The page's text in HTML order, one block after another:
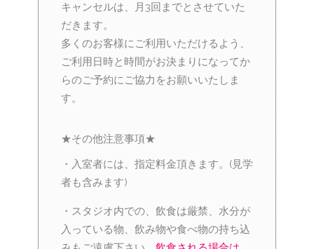
キャンセルは、月3回までとさせていた
だきます。
多くのお客様にご利用いただけるよう、
ご利用日時と時間がお決まりになってか
らのご予約にご協力をお願いいたしま
す。
★その他注意事項★
・入室者には、指定料金頂きます。(見学
者も含みます)
・スタジオ内での、飲食は厳禁、水分が
入っている物、飲み物や食べ物の持ち込